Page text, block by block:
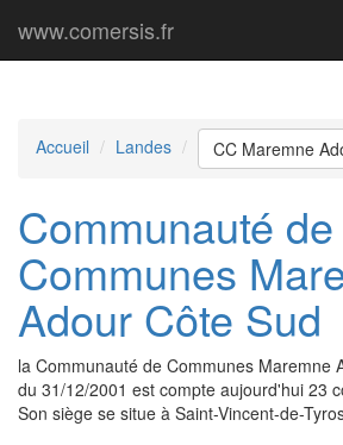
www.comersis.fr
Accueil Landes CC Maremne
Communauté de
Communes
Adour Côte Sud
la Communauté de Communes Maremne
du 31/12/2001 est compte aujourd'hui 23
Son siège se situe à Saint-Vincent-de-